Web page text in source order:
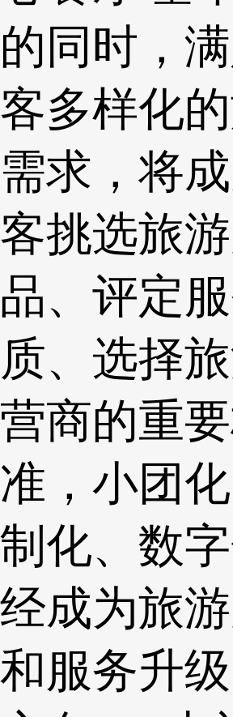
的同时，
客多样化
需求，将
客挑选旅
品、评定
质、选择
营商的重
准，小团
制化、数
经成为旅
和服务升